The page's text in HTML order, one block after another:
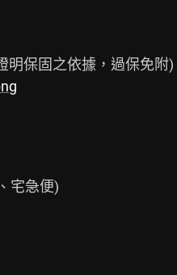
宅急便)